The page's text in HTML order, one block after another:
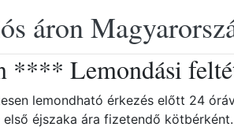
áron
**** Lemondási
lemondható érkezés előtt 24
éjszaka ára fizetendő kötbérként.